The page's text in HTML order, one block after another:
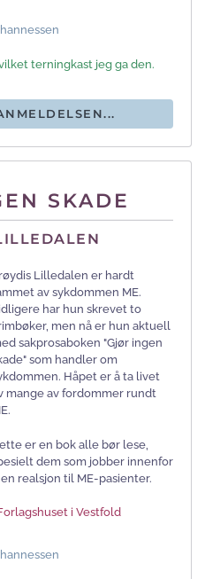
terningkast jeg ga den.
SKADE
Lilledalen er hardt
av sykdommen ME.
har hun skrevet to
men nå er hun aktuell
sakprosaboken "Gjør ingen
som handler om
Håpet er å ta livet
mange av fordommer rundt
er en bok alle bør lese,
dem som jobber innenfor
realsjon til ME-pasienter.
i Vestfold